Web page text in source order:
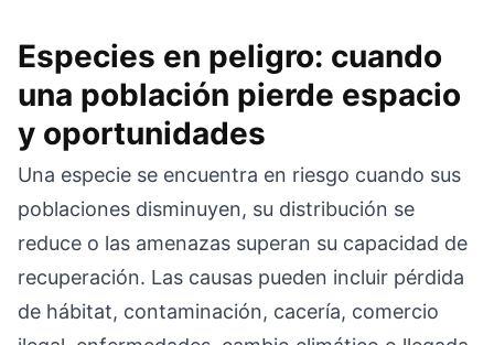
Especies en peligro: cuando
una población pierde espacio
y oportunidades
Una especie se encuentra en riesgo cuando sus
poblaciones disminuyen, su distribución se
reduce o las amenazas superan su capacidad de
recuperación. Las causas pueden incluir pérdida
de hábitat, contaminación, cacería, comercio